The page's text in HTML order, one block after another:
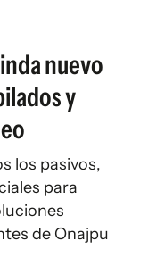
nuevo
y
los pasivos,
para
de Onajpu